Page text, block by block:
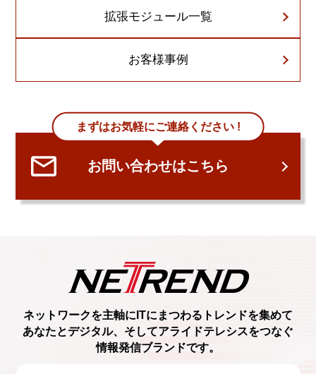
拡張モジュール一覧
お客様事例
まずはお気軽にご連絡ください !
お問い合わせはこちら
ネットワークを主軸に ITにまつわるトレンドを集めて
あなたとデジタル、 そしてアライドテレシスをつなぐ
情報発信ブランドです。